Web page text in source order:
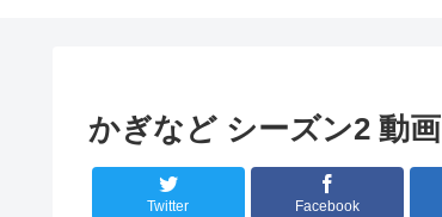
かぎなど シーズン2 動画
Twitter Facebook